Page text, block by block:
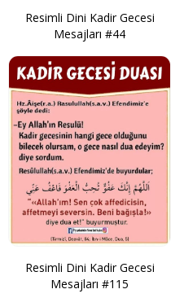
Resimli Dini Kadir Gecesi
Mesajları #44
Resimli Dini Kadir Gecesi
Mesajları #115